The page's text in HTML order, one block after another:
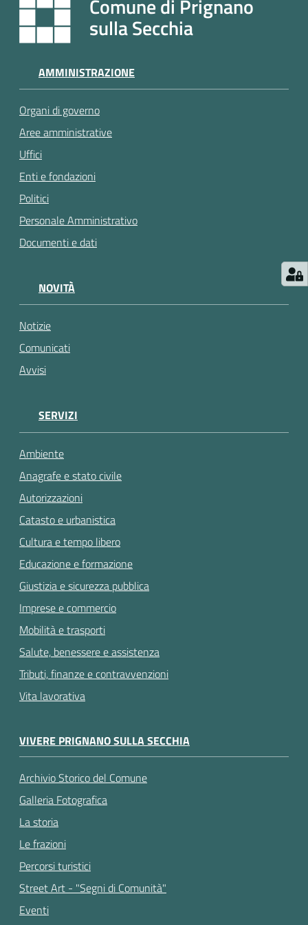
e
a
n
t
a
m
e
n
t
o
Street
argomenti...
Comune di Prignano
sulla Secchia
AMMINISTRAZIONE
Organi di governo
Aree amministrative
Uffici
Enti e fondazioni
Politici
Personale Amministrativo
Documenti e dati
NOVITÀ
Notizie
Comunicati
Avvisi
SERVIZI
Ambiente
Anagrafe e stato civile
Autorizzazioni
Catasto e urbanistica
Cultura e tempo libero
Educazione e formazione
Giustizia e sicurezza pubblica
Imprese e commercio
Mobilità e trasporti
Salute, benessere e assistenza
Tributi, finanze e contravvenzioni
Vita lavorativa
VIVERE PRIGNANO SULLA SECCHIA
Archivio Storico del Comune
Galleria Fotografica
La storia
Le frazioni
Percorsi turistici
Street Art - "Segni di Comunità"
Eventi